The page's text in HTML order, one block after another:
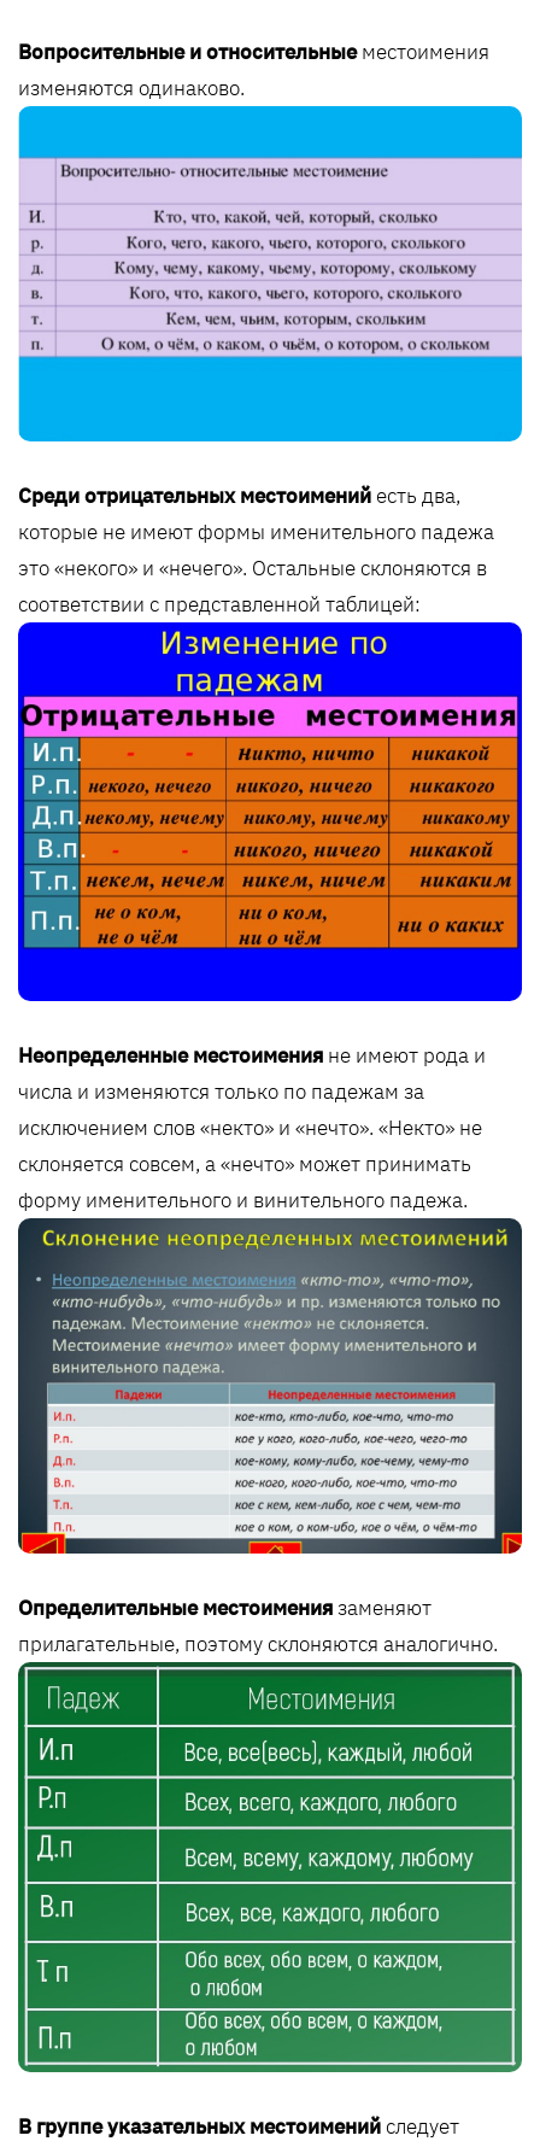
Вопросительные и относительныеместоимения
изменяются одинаково.
Среди отрицательных местоимений есть два,
которые не имеют формы именительного падежа
это «некого» и «нечего». Остальные склоняются в
соответствии с представленной таблицей:
Неопределенные местоимения не имеют рода и
числа и изменяются только по падежам за
исключением слов «некто» и «нечто». «Некто» не
склоняется совсем, а «нечто» может принимать
форму именительного и винительного падежа.
Определительные местоимениязаменяют
прилагательные, поэтому склоняются аналогично.
В группе указательных местоимений следует